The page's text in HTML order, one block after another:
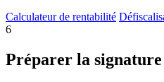
Calculateur de rentabilité
6
Préparer la signature